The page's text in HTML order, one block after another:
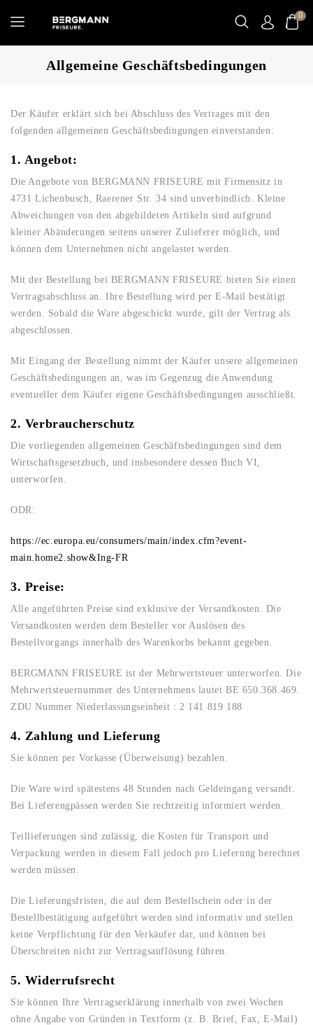
0
Allgemeine Geschäftsbedingungen
Der Käufer erklärt sich bei Abschluss des Vertrages mit den
folgenden allgemeinen Geschäftsbedingungen einverstanden:
1. Angebot:
Die Angebote von BERGMANN FRISEURE mit Firmensitz in
4731 Lichenbusch, Raerener Str. 34 sind unverbindlich. Kleine
Abweichungen von den abgebildeten Artikeln sind aufgrund
kleiner Abänderungen seitens unserer Zulieferer möglich, und
können dem Unternehmen nicht angelastet werden.
Mit der Bestellung bei BERGMANN FRISEURE bieten Sie einen
Vertragsabschluss an. Ihre Bestellung wird per E-Mail bestätigt
werden. Sobald die Ware abgeschickt wurde, gilt der Vertrag als
abgeschlossen.
Mit Eingang der Bestellung nimmt der Käufer unsere allgemeinen
Geschäftsbedingungen an, was im Gegenzug die Anwendung
eventueller dem Käufer eigene Geschäftsbedingungen ausschließt.
2. Verbraucherschutz
Die vorliegenden allgemeinen Geschäftsbedingungen sind dem
Wirtschaftsgesetzbuch, und insbesondere dessen Buch VI,
unterworfen.
ODR:
https://ec.europa.eu/consumers/main/index.cfm?event-
main.home2.show&Ing-FR
3. Preise:
Alle angeführten Preise sind exklusive der Versandkosten. Die
Versandkosten werden dem Besteller vor Auslösen des
Bestellvorgangs innerhalb des Warenkorbs bekannt gegeben.
BERGMANN FRISEURE ist der Mehrwertsteuer unterworfen. Die
Mehrwertsteuernummer des Unternehmens lautet BE 650.368.469.
ZDU Nummer Niederlassungseinheit : 2 141 819 188
4. Zahlung und Lieferung
Sie können per Vorkasse (Überweisung) bezahlen.
Die Ware wird spätestens 48 Stunden nach Geldeingang versandt.
Bei Lieferengpässen werden Sie rechtzeitig informiert werden.
Teillieferungen sind zulässig, die Kosten für Transport und
Verpackung werden in diesem Fall jedoch pro Lieferung berechnet
werden müssen.
Die Lieferungsfristen, die auf dem Bestellschein oder in der
Bestellbestätigung aufgeführt werden sind informativ und stellen
keine Verpflichtung für den Verkäufer dar, und können bei
Überschreiten nicht zur Vertragsauflösung führen.
5. Widerrufsrecht
Sie können Ihre Vertragserklärung innerhalb von zwei Wochen
ohne Angabe von Gründen in Textform (z. B. Brief, Fax, E-Mail)